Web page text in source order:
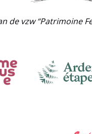
de vzw